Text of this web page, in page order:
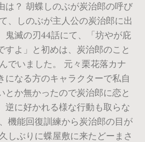
は？ 胡蝶しのぶが炭治郎の呼び
、しのぶが主人公の炭治郎に出
鬼滅の刃44話にて、「坊やが庇
すよ」と初めは、炭治郎のこと
でいました。 元々栗花落カナ
になる方のキャラクターで私自
とか無かったので炭治郎に恋と
逆に好かれる様な行動も取らな
機能回復訓練から炭治郎の目が
しぶりに蝶屋敷に来たどーまさ